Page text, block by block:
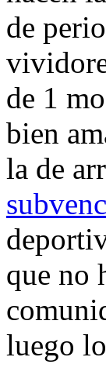
de
de 1
bien
la de
que no
luego